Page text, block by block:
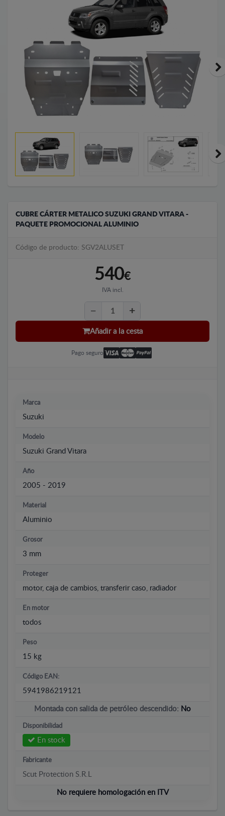
CUBRE CÁRTER METALICO SUZUKI GRAND VITARA -
PAQUETE PROMOCIONAL ALUMINIO
Código de producto: SGV2ALUSET
540€
IVA incl.
Añadir a la cesta
Pago seguro
Marca
Suzuki
Modelo
Suzuki Grand Vitara
Año
2005 - 2019
Material
Aluminio
Grosor
3 mm
Proteger
motor, caja de cambios, transferir caso, radiador
En motor
todos
Peso
15 kg
Código EAN:
5941986219121
Montada con salida de petróleo descendido: No
Disponibilidad
En stock
Fabricante
Scut Protection S.R.L
No requiere homologación en ITV